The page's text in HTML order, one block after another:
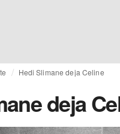
Hedi Slimane deja Celine
deja